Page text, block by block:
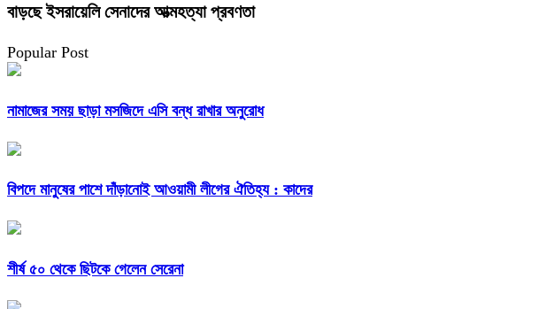
বাড়ছে ইসরায়েলি সেনাদের আত্মহত্যা প্রবণতা
Popular Post
নামাজের সময় ছাড়া মসজিদে এসি বন্ধ রাখার অনুরোধ
বিপদে মানুষের পাশে দাঁড়ানোই আওয়ামী লীগের ঐতিহ্য : কাদের
শীর্ষ ৫০ থেকে ছিটকে গেলেন সেরেনা